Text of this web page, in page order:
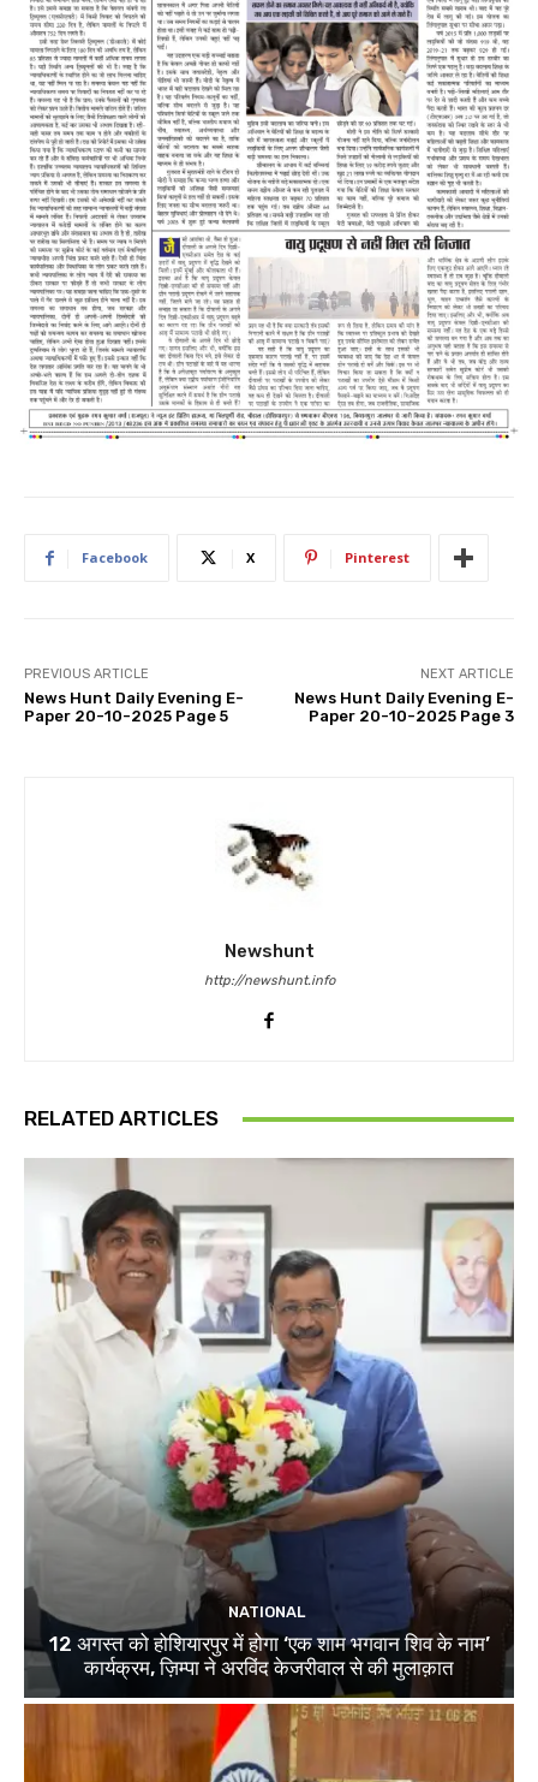
Facebook X Pinterest
PREVIOUS ARTICLE
News Hunt Daily Evening E-
Paper 20-10-2025 Page 5
NEXT ARTICLE
News Hunt Daily Evening E-
Paper 20-10-2025 Page 3
Newshunt
http://newshunt.info
RELATED ARTICLES
NATIONAL
12 अगस्त को होशियारपुर में होगा ‘एक शाम भगवान शिव के नाम’
कार्यक्रम, ज़िम्पा ने अरविंद केजरीवाल से की मुलाक़ात